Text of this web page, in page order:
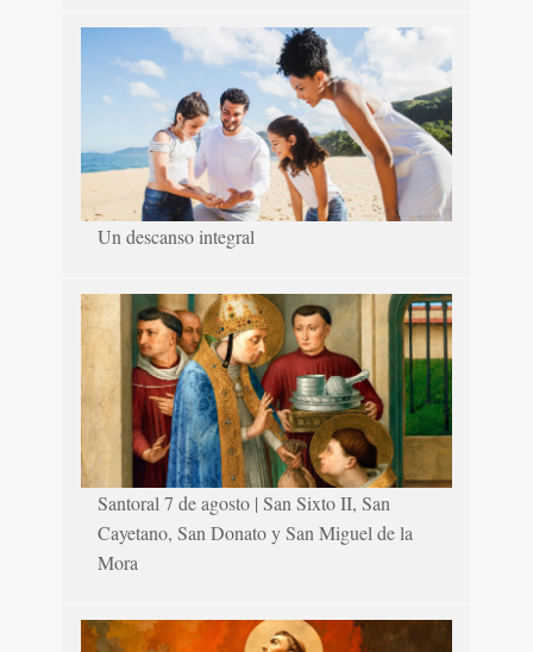
Un descanso integral
Santoral 7 de agosto | San Sixto II, San
Cayetano, San Donato y San Miguel de la
Mora